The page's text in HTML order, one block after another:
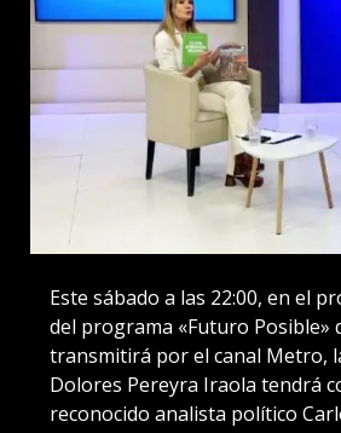
Este sábado a las 22:00, en el
del programa «Futuro Posible»
transmitirá por el canal Metro,
Dolores Pereyra Iraola tendrá
reconocido analista político